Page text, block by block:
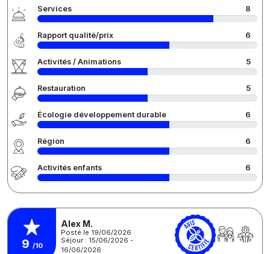
Services 8
Rapport qualité/prix 6
Activités / Animations 5
Restauration 5
Écologie développement durable 6
Région 6
Activités enfants 6
9 /10
Alex M.
Posté le 19/06/2026
Séjour : 15/06/2026 -
16/06/2026